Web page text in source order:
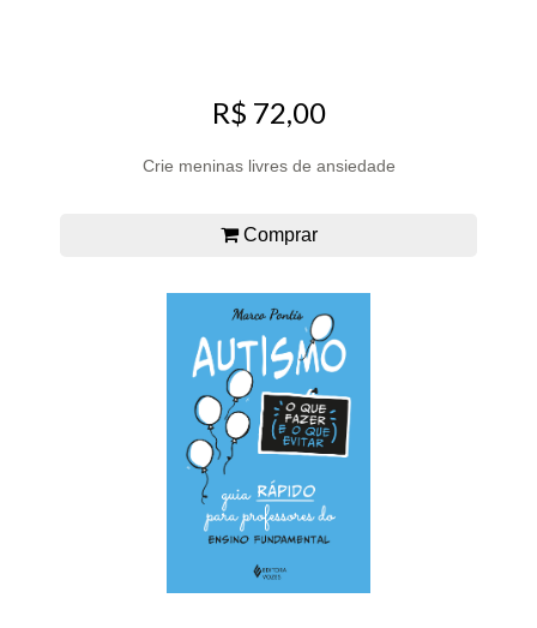
R$ 72,00
Crie meninas livres de ansiedade
Comprar